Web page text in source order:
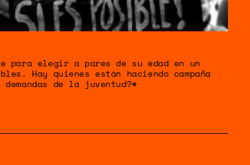
elegir a pares de su edad en un
Hay quienes están haciendo campaña
de la juventud?*